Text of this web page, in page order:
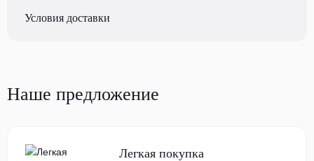
Условия доставки
Наше предложение
Легкая покупка